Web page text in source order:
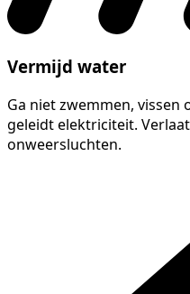
Vermijd water
Ga niet zwemmen, vissen
geleidt elektriciteit.
onweersluchten.